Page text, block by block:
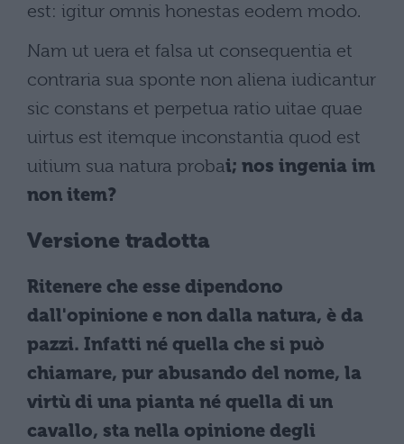
est: igitur omnis honestas eodem modo.
Nam ut uera et falsa ut consequentia et
contraria sua sponte non aliena iudicantur
sic constans et perpetua ratio uitae quae
uirtus est itemque inconstantia quod est
uitium sua natura probai; nos ingenia im
non item?
Versione tradotta
Ritenere che esse dipendono
dall'opinione e non dalla natura, è da
pazzi. Infatti né quella che si può
chiamare, pur abusando del nome, la
virtù di una pianta né quella di un
cavallo, sta nella opinione degli